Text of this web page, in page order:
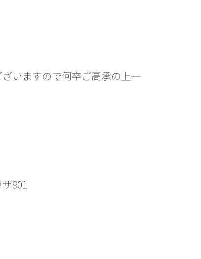
いますので何卒ご高承の上一
901